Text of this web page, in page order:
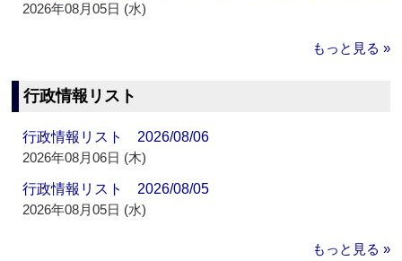
2026年08月05日 (水)
もっと見る »
行政情報リスト
行政情報リスト 2026/08/06
2026年08月06日 (木)
行政情報リスト 2026/08/05
2026年08月05日 (水)
もっと見る »